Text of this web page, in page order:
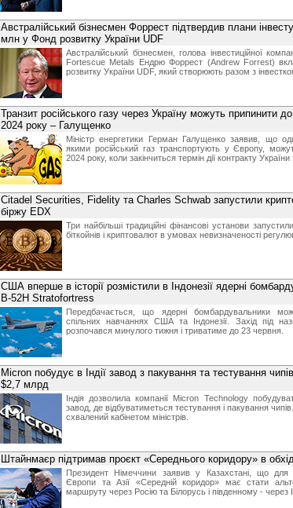
Австралійський бізнесмен Форрест підтвердив плани
млн у Фонд розвитку України UDF
Австралійський бізнесмен, голова інвестиційної
Fortescue Metals Ендрю Форрест (Andrew Forrest)
розвитку України UDF, який створюють разом з
Транзит російського газу через Україну можуть припинити до
2024 року – Галущенко
Міністр енергетики Герман Галущенко заявив, що
якими російський газ транспортують у Європу,
2024 року, коли закінчиться термін дії контракту
Citadel Securities, Fidelity та Charles Schwab запустили
біржу EDX
Три найбільші традиційні фінансові установи
біткойнів і криптовалют в умовах невизначеності
США вперше в історії розмістили в Індонезії ядерні
B-52H Stratofortress
Передбачається, що ядерні бомбардувальники
спільних навчаннях США та Індонезії. Захід під
розпочався минулого тижня і триватиме до 23 червня.
Micron побудує в Індії завод з пакування та тестування
$2,7 млрд
Індія дозволила компанії Micron Technology
завод, де відбуватиметься тестування і пакування
схвалений кабінетом міністрів.
Штайнмаєр підтримав проєкт «Середнього коридору» в
Президент Німеччини заявив у Казахстані, що для
Європи та Азії «Середній коридор» має стати
маршруту через Росію та Білорусь і південному - через